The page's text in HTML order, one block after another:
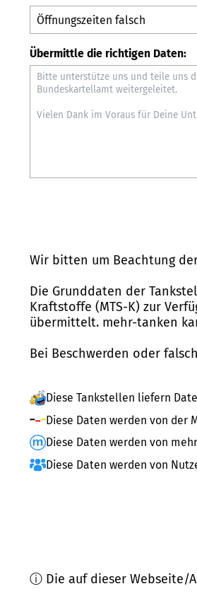
Übermittle die richtigen Daten:
Wir bitten um Beachtung
Die Grunddaten der
Kraftstoffe (MTS-K) zur
übermittelt. mehr-tanken
Bei Beschwerden oder
Diese Tankstellen liefern
Diese Daten werden von der
Diese Daten werden von
Diese Daten werden von
ⓘ Die auf dieser Webseite/